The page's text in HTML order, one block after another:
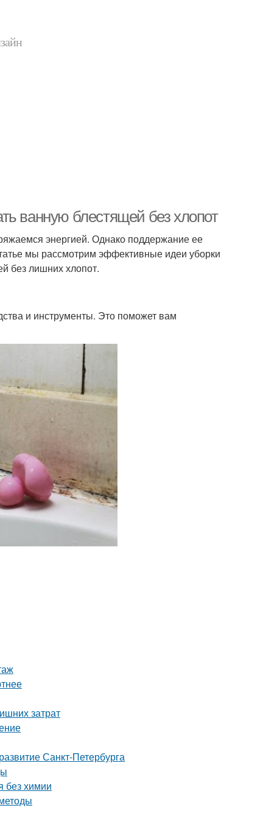
ванную блестящей без хлопот
энергией. Однако поддержание ее
мы рассмотрим эффективные идеи уборки
без лишних хлопот.
и инструменты. Это поможет вам
затрат
Санкт-Петербурга
без химии